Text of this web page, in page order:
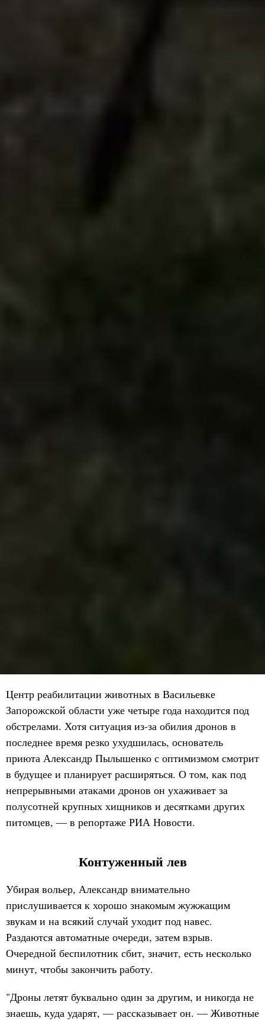
Центр реабилитации животных в Васильевке
Запорожской области уже четыре года находится под
обстрелами. Хотя ситуация из-за обилия дронов в
последнее время резко ухудшилась, основатель
приюта Александр Пылышенко с оптимизмом смотрит
в будущее и планирует расширяться. О том, как под
непрерывными атаками дронов он ухаживает за
полусотней крупных хищников и десятками других
питомцев, — в репортаже РИА Новости.
Контуженный лев
Убирая вольер, Александр внимательно
прислушивается к хорошо знакомым жужжащим
звукам и на всякий случай уходит под навес.
Раздаются автоматные очереди, затем взрыв.
Очередной беспилотник сбит, значит, есть несколько
минут, чтобы закончить работу.
"Дроны летят буквально один за другим, и никогда не
знаешь, куда ударят, — рассказывает он. — Животные